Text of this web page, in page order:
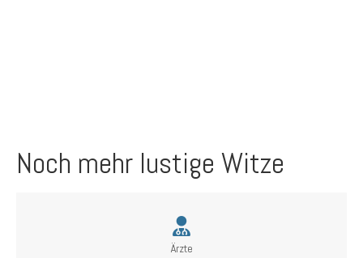
Noch mehr lustige Witze
Ärzte